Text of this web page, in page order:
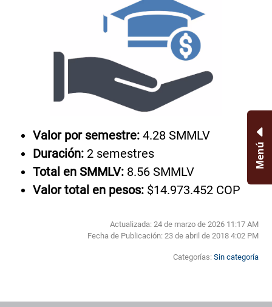
Valor por semestre: 4.28 SMMLV
Duración: 2 semestres
Total en SMMLV: 8.56 SMMLV
Valor total en pesos: $14.973.452 COP
Actualizada: 24 de marzo de 2026 11:17 AM
Fecha de Publicación: 23 de abril de 2018 4:02 PM
Categorías: Sin categoría
Menú